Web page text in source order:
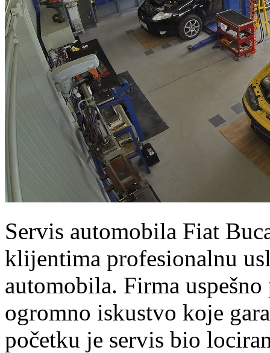
Servis automobila Fiat
klijentima profesionalnu
automobila. Firma
ogromno iskustvo koje
početku je servis bio